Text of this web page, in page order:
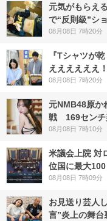
元気がもらえ
で“反則級”シ
08月08日 7時20分
『Tシャツが
ええええええ！
08月08日 7時20分
元NMB48原か
戦 169センチ
08月08日 7時10分
米議会上院 対
位国に最大
08月08日 7時09分
お見送り芸人
言”炎上の舞